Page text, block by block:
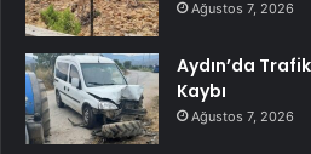
Ağustos 7, 2026
Aydın’da
Kaybı
Ağustos 7, 2026